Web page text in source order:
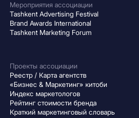
Мероприятия ассоциации
Tashkent Advertising Festival
Brand Awards International
Tashkent Marketing Forum
Проекты ассоциации
Реестр / Карта агентств
«Бизнес & Маркетинг» китоби
Индекс маркетологов
Рейтинг стоимости бренда
Краткий маркетинговый словарь